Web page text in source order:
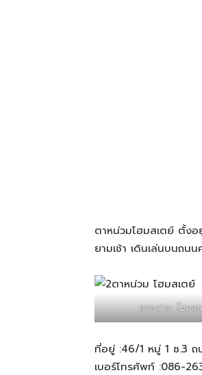
ตาหน่วมโฮมสเตย์ ตั้ง
ยามเช้า เดินเล่นบนถน
ตาหน่วม โฮมสเ
ที่อยู่ :46/1 หมู่ 1 ซ.3 ถ
เบอร์โทรศัพท์ :086-